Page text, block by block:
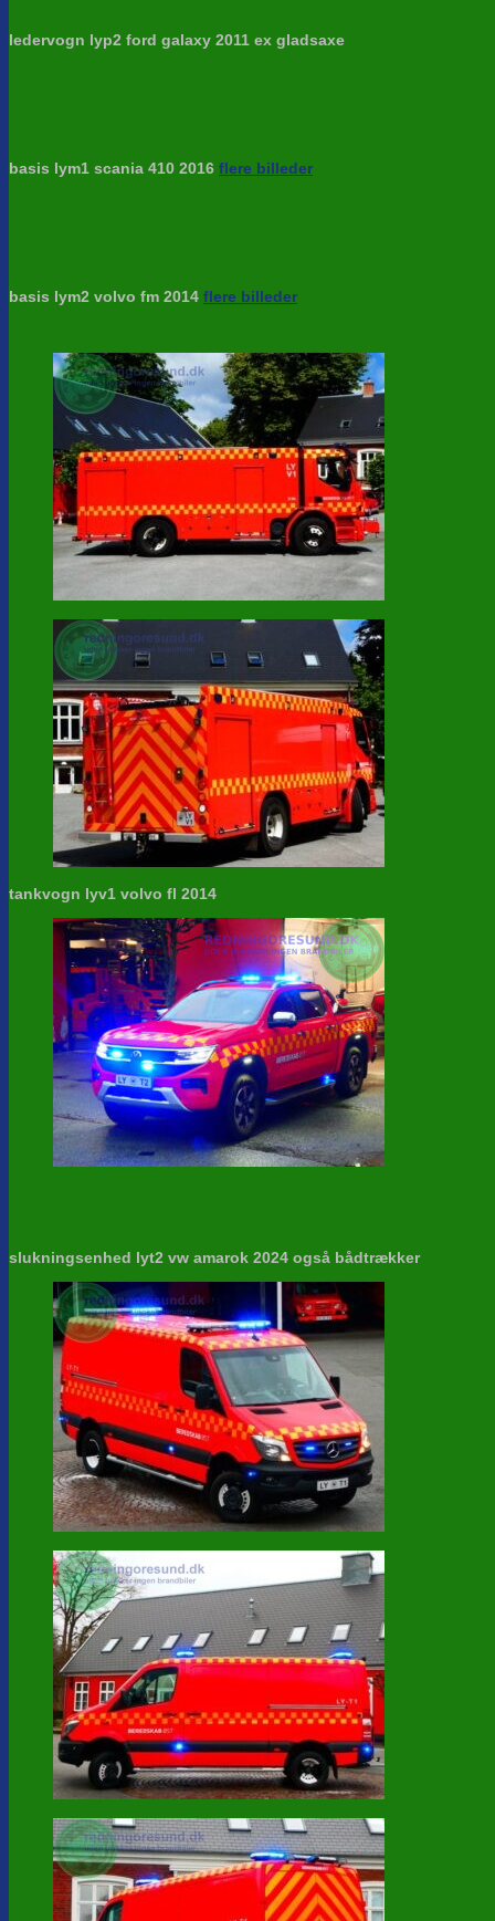
ledervogn lyp2 ford galaxy 2011 ex gladsaxe
basis lym1 scania 410 2016 flere billeder
basis lym2 volvo fm 2014 flere billeder
tankvogn lyv1 volvo fl 2014
slukningsenhed lyt2 vw amarok 2024 også bådtrækker